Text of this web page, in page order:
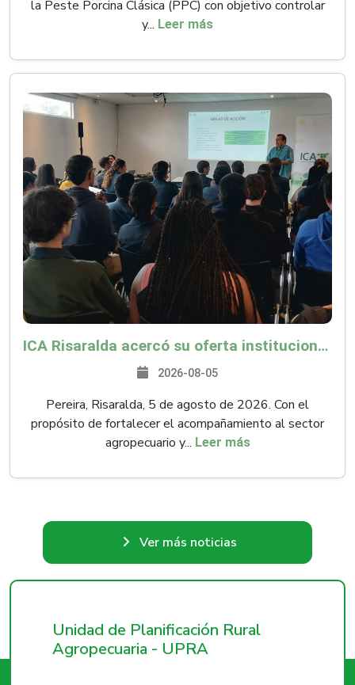
la Peste Porcina Clásica (PPC) con objetivo controlar
y... Leer más
ICA Risaralda acercó su oferta institucional a productores y emprendedores en Expocamello
2026-08-05
Pereira, Risaralda, 5 de agosto de 2026. Con el
propósito de fortalecer el acompañamiento al sector
agropecuario y... Leer más
Ver más noticias
Unidad de Planificación Rural
Agropecuaria - UPRA